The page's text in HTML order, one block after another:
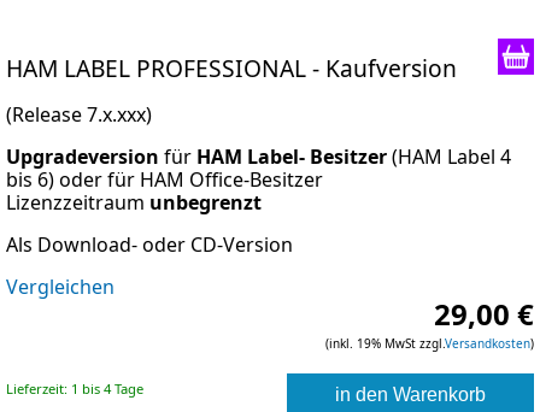
HAM LABEL PROFESSIONAL- Kaufversion
(Release 7.x.xxx)
Upgradeversion für HAM Label- Besitzer(HAM Label 4
bis 6) oder für HAM Office-Besitzer
Lizenzzeitraum unbegrenzt
Als Download- oder CD-Version
Vergleichen
29,00 €
(inkl. 19% MwSt zzgl. Versandkosten)
in den Warenkorb
Lieferzeit: 1 bis 4 Tage